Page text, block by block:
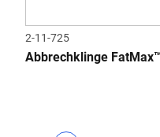
2-11-725
Abbrechklinge